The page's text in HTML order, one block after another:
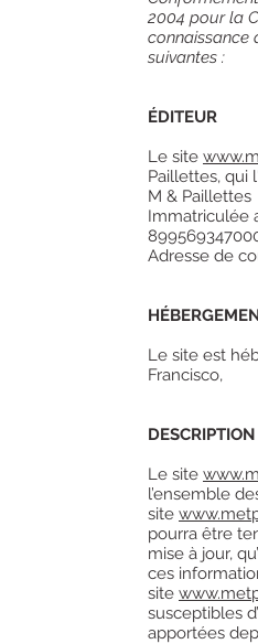
2004 pour la
connaissance
suivantes :
ÉDITEUR
Le site
Paillettes, qui
M & Paillettes
Immatriculée
Adresse de
Le site est
Francisco,
Le site
l’ensemble
site
pourra être
mise à jour,
ces
site
susceptibles
apportées